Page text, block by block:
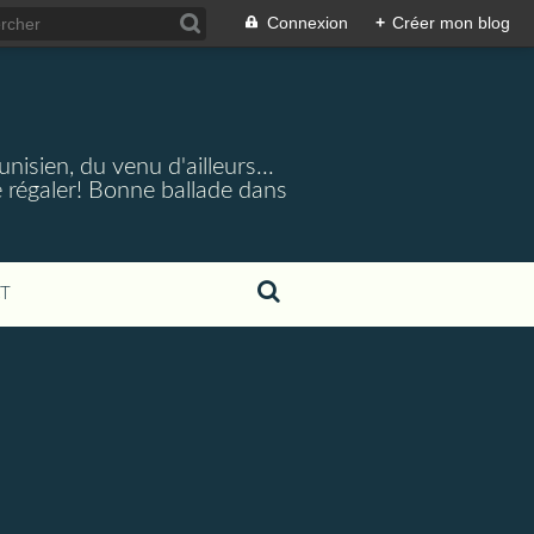
Connexion + Créer mon blog
du venu d'ailleurs...
Bonne ballade dans